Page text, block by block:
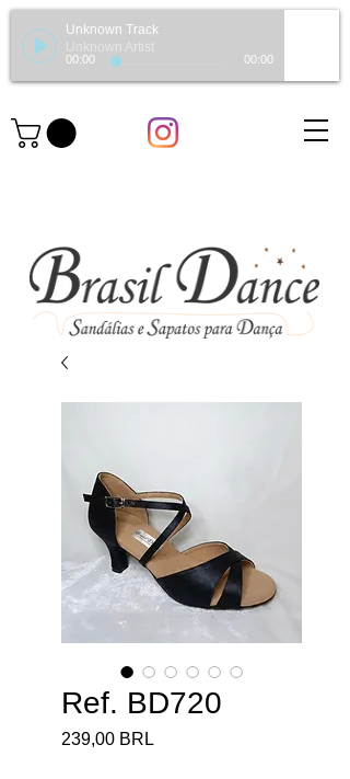
Unknown Track
Unknown Artist
00:00 00:00
Ref. BD720
239,00 BRL